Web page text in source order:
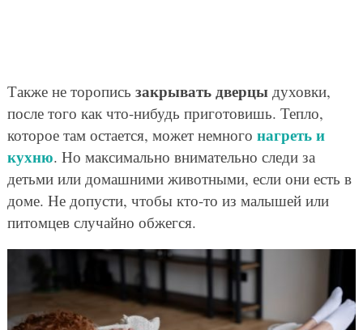
Также не торопись закрывать дверцыдуховки,
после того как что-нибудь приготовишь. Тепло,
которое там остается, может немного нагреть и
кухню. Но максимально внимательно следи за
детьми или домашними животными, если они есть в
доме. Не допусти, чтобы кто-то из малышей или
питомцев случайно обжегся.